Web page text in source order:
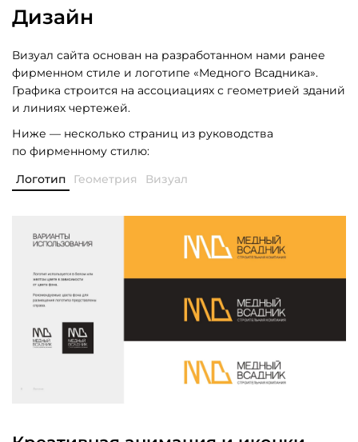
Дизайн
Визуал сайта основан на разработанном нами ранее
фирменном стиле и логотипе «Медного Всадника».
Графика строится на ассоциациях с геометрией зданий
и линиях чертежей.
Ниже — несколько страниц из руководства
по фирменному стилю:
Логотип
Геометрия Визуал